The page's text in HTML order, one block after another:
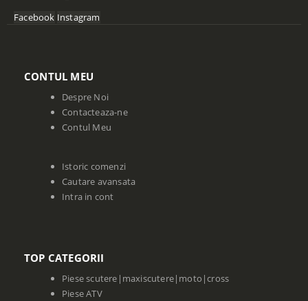
Facebook Instagram
CONTUL MEU
Despre Noi
Contacteaza-ne
Contul Meu
Istoric comenzi
Cautare avansata
Intra in cont
TOP CATEGORII
Piese scutere|maxiscutere|moto|cross
Piese ATV